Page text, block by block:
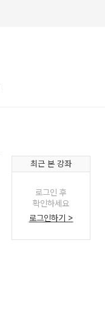
최근 본 강좌
로그인 후
확인하세요
로그인하기 >